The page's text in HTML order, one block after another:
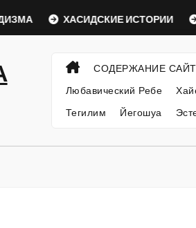
ХАСИДСКИЕ ИСТОРИИ
СОДЕРЖАНИЕ
Любавический Ребе
Тегилим
Йегошуа